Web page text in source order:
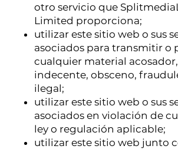
otro servicio que
Limited proporciona;
utilizar este sitio web o sus
asociados para transmitir o
cualquier material acosador,
indecente, obsceno,
ilegal;
utilizar este sitio web o sus
asociados en violación de
ley o regulación aplicable;
utilizar este sitio web junto